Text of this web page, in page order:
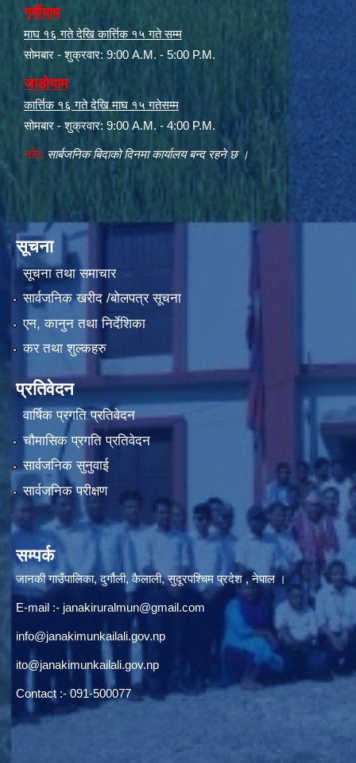
गर्मीयाम
माघ १६ गते देखि कार्त्तिक १५ गते सम्म
सोमबार - शुक्रवार: 9:00 A.M. - 5:00 P.M.
जाडोयाम
कार्त्तिक १६ गते देखि माघ १५ गतेसम्म
सोमबार - शुक्रवार: 9:00 A.M. - 4:00 P.M.
नोट: सार्बजनिक बिदाको दिनमा कार्यालय बन्द रहने छ ।
सूचना
सूचना तथा समाचार
सार्वजनिक खरीद /बोलपत्र सूचना
एन, कानुन तथा निर्देशिका
कर तथा शुल्कहरु
प्रतिवेदन
वार्षिक प्रगति प्रतिवेदन
चौमासिक प्रगति प्रतिवेदन
सार्वजनिक सुनुवाई
सार्वजनिक परीक्षण
सम्पर्क
जानकी गाउँपालिका, दुर्गौली, कैलाली, सुदूरपश्चिम प्रदेश , नेपाल ।
E-mail :- janakiruralmun@gmail.com
info@janakimunkailali.gov.np
ito@janakimunkailali.gov.np
Contact :- 091-500077